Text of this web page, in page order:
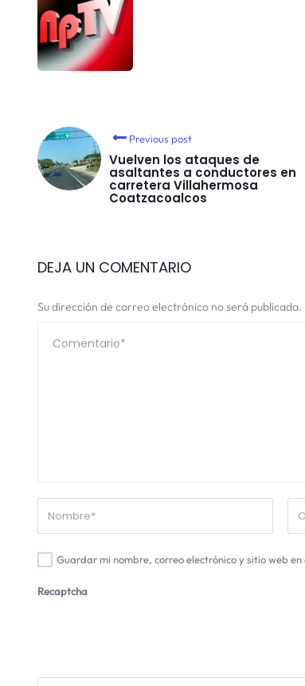
Previous post
Vuelven los ataques de
asaltantes a conductores en
carretera Villahermosa
Coatzacoalcos
DEJA UN COMENTARIO
Su dirección de correo electrónico no será publicada.
Guardar mi nombre, correo electrónico y sitio web
Recaptcha